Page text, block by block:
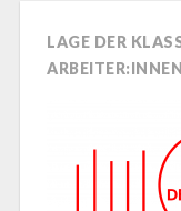
LAGE DER